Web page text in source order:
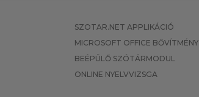
SZOTAR.NET APPLIKÁCIÓ
MICROSOFT OFFICE BŐVÍTMÉNY
BEÉPÜLŐ SZÓTÁRMODUL
ONLINE NYELVVIZSGA